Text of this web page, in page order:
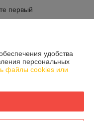
первый
удобства
персональных
файлы cookies или